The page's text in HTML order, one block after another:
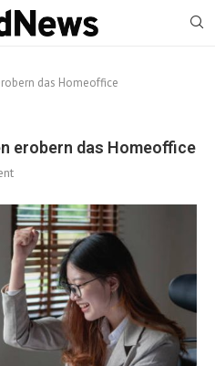
das Homeoffice
erobern das Homeoffice